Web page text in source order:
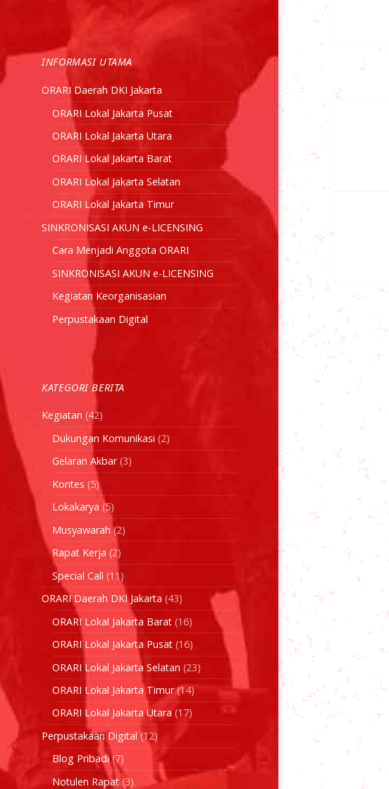
INFORMASI UTAMA
ORARI Daerah DKI Jakarta
ORARI Lokal Jakarta Pusat
ORARI Lokal Jakarta Utara
ORARI Lokal Jakarta Barat
ORARI Lokal Jakarta Selatan
ORARI Lokal Jakarta Timur
SINKRONISASI AKUN e-LICENSING
Cara Menjadi Anggota ORARI
SINKRONISASI AKUN e-LICENSING
Kegiatan Keorganisasian
Perpustakaan Digital
KATEGORI BERITA
Kegiatan (42)
Dukungan Komunikasi (2)
Gelaran Akbar(3)
Kontes (5)
Lokakarya (5)
Musyawarah (2)
Rapat Kerja (2)
Special Call (11)
ORARI Daerah DKI Jakarta (43)
ORARI Lokal Jakarta Barat(16)
ORARI Lokal Jakarta Pusat(16)
ORARI Lokal Jakarta Selatan (23)
ORARI Lokal Jakarta Timur(14)
ORARI Lokal Jakarta Utara(17)
Perpustakaan Digital (12)
Blog Pribadi(7)
Notulen Rapat(3)